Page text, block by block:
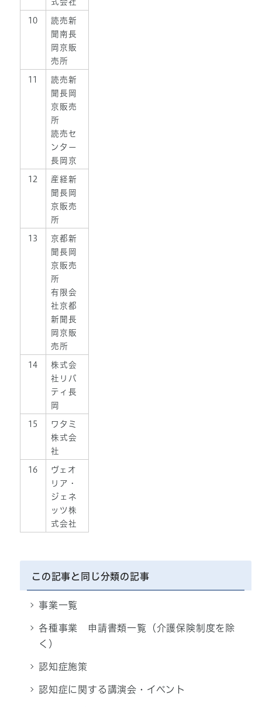
式会社
10
読売新
聞南長
岡京販
売所
11
読売新
聞長岡
京販売
所
読売セ
ンター
長岡京
12
産経新
聞長岡
京販売
所
13
京都新
聞長岡
京販売
所
有限会
社京都
新聞長
岡京販
売所
14
株式会
社リバ
ティ長
岡
15
ワタミ
株式会
社
16
ヴェオ
リア・
ジェネ
ッツ株
式会社
この記事と同じ分類の記事
事業一覧
各種事業 申請書類一覧（介護保険制度を除
く）
認知症施策
認知症に関する講演会・イベント